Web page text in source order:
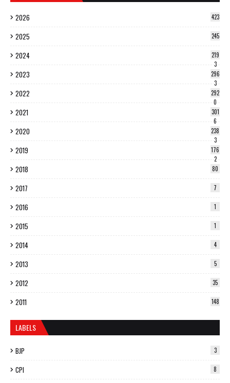
2026 423
2025 245
2024
219
3
2023
296
3
2022
292
0
2021
301
6
2020
238
3
2019
176
2
2018 80
2017 7
2016 1
2015 1
2014 4
2013 5
2012 35
2011 148
LABELS
BJP 3
CPI 8